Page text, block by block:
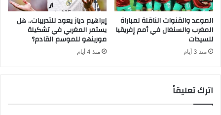
الموعد والقنوات الناقلة لمباراة
المغرب والسنغال في أمم إفريقيا
للسيدات
منذ 3 أيام
إبراهيم دياز يعود للتدريبات.. هل
يستمر المغربي في تشكيلة
مورينهو للموسم القادم؟
منذ 4 أيام
اترك تعليقاً